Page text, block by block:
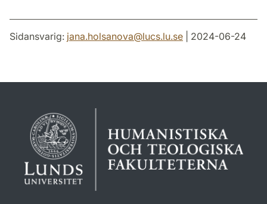
Sidansvarig: jana.holsanova@lucs.lu.se | 2024-06-24